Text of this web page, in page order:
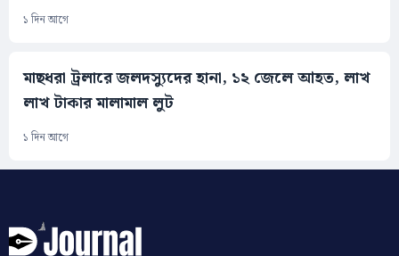
১ দিন আগে
মাছধরা ট্রলারে জলদস্যুদের হানা, ১২ জেলে আহত, লাখ
লাখ টাকার মালামাল লুট
১ দিন আগে